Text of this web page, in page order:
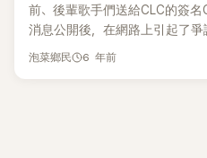
關的SNS內容，因此這次的發
分韓國網友認為，Elkie此舉乃是
在為了在中國活動開路了」、「啊
前、後輩歌手們送給CLC的簽名
消息公開後，在網路上引起了
數張擁有藝人親筆簽名的 CD 被
泡菜鄉民 6 年前